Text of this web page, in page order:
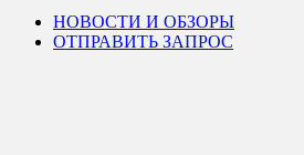
НОВОСТИ И ОБЗОРЫ
ОТПРАВИТЬ ЗАПРОС